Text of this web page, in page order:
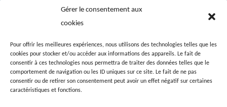
Gérer le consentement aux
cookies
Pour offrir les meilleures expériences, nous utilisons des technologies telles que les
cookies pour stocker et/ou accéder aux informations des appareils. Le fait de
consentir à ces technologies nous permettra de traiter des données telles que le
comportement de navigation ou les ID uniques sur ce site. Le fait de ne pas
consentir ou de retirer son consentement peut avoir un effet négatif sur certaines
caractéristiques et fonctions.
Politique de cookies
Liens utiles
Préfecture
Département de la Charente